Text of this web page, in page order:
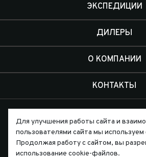
ЭКСПЕДИЦИИ
ДИЛЕРЫ
О КОМПАНИИ
КОНТАКТЫ
Письмо директору
Для улучшения работы сайта и
пользователями сайта мы
Продолжая работу с сайтом, вы
использование cookie-файлов.